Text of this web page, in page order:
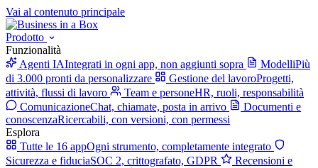
Vai al contenuto principale
Prodotto
Funzionalità
Agenti IAIntegrati in ogni app, non aggiunti sopra ModelliPiù
di 3.000 pronti da personalizzare
Gestione del lavoroProgetti,
attività, flussi di lavoro
Team e personeHR, ruoli, responsabilità
ComunicazioneChat, chiamate, posta in arrivo
Documenti e
conoscenzaRicercabili, con versioni, con permessi
Esplora
Tutte le 16 appOgni strumento, completamente integrato
Sicurezza e fiduciaSOC 2, crittografato, GDPR
Recensioni e